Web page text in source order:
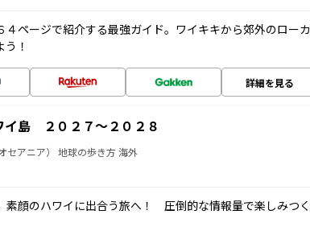
ページで紹介する最強ガイド。ワイキキから郊外のローカ
！
詳細を見る
島 ２０２７～２０２８
セアニア） 地球の歩き方 海外
素顔のハワイに出合う旅へ！ 圧倒的な情報量で楽しみつく